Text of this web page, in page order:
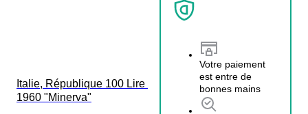
Votre paiement
est entre de
bonnes mains
Italie, République 100 Lire
1960 "Minerva"